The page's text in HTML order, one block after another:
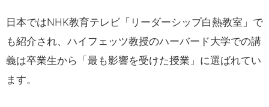
日本ではNHK教育テレビ「リーダーシップ白熱教室」で
も紹介され、ハイフェッツ教授のハーバード大学での講
義は卒業生から「最も影響を受けた授業」に選ばれてい
ます。